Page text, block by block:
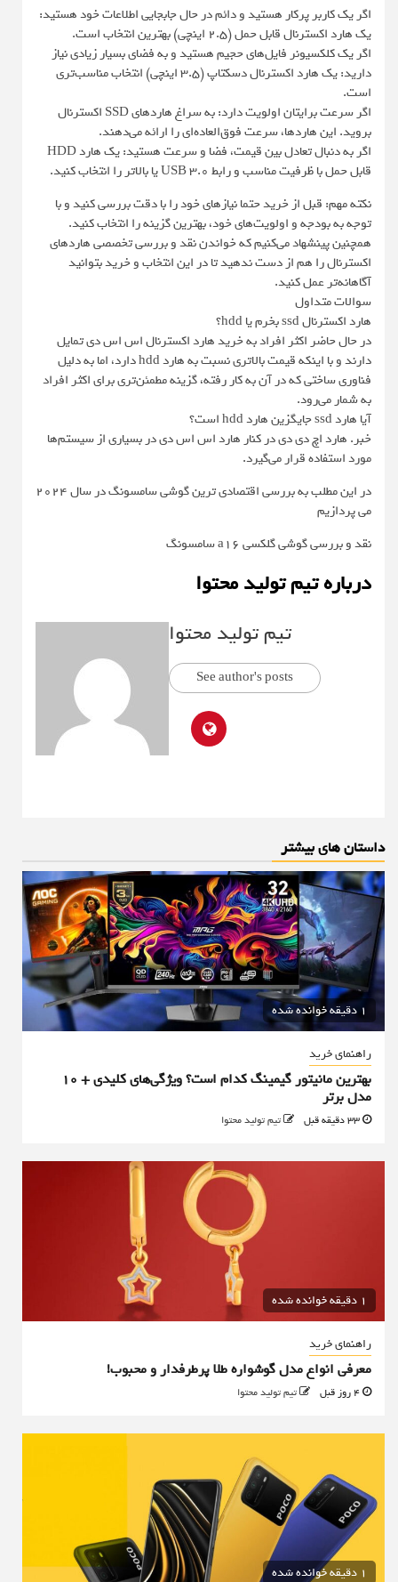
اگر یک کاربر پرکار هستید و دائم در حال جابجایی اطلاعات خود هستید:
یک هارد اکسترنال قابل حمل (2.5 اینچی) بهترین انتخاب است.
اگر یک کلکسیونر فایل‌های حجیم هستید و به فضای بسیار زیادی نیاز
دارید: یک هارد اکسترنال دسکتاپ (3.5 اینچی) انتخاب مناسب‌تری
است.
اگر سرعت برایتان اولویت دارد: به سراغ هاردهای SSD اکسترنال
بروید. این هاردها، سرعت فوق‌العاده‌ای را ارائه می‌دهند.
اگر به دنبال تعادل بین قیمت، فضا و سرعت هستید: یک هارد HDD
قابل حمل با ظرفیت مناسب و رابط USB 3.0 یا بالاتر را انتخاب کنید.
نکته مهم: قبل از خرید حتما نیازهای خود را با دقت بررسی کنید و با
توجه به بودجه و اولویت‌های خود، بهترین گزینه را انتخاب کنید.
همچنین پینشهاد می‌کنیم که خواندن نقد و بررسی تخصصی هاردهای
اکسترنال را هم از دست ندهید تا در این انتخاب و خرید بتوانید
آگاهانه‌تر عمل کنید.
سوالات متداول
هارد اکسترنال ssd بخرم یا hdd؟
در حال حاضر اکثر افراد به خرید هارد اکسترنال اس اس دی تمایل
دارند و با اینکه قیمت بالاتری نسبت به هارد hdd دارد، اما به دلیل
فناوری ساختی که در آن به کار رفته، گزینه مطمئن‌تری برای اکثر افراد
به شمار می‌رود.
آیا هارد ssd جایگزین هارد hdd است؟
خبر. هارد اچ دی دی در کنار هارد اس اس دی در بسیاری از سیستم‌ها
مورد استفاده قرار می‌گیرد.
در این مطلب به بررسی اقتصادی ترین گوشی سامسونگ در سال ۲۰۲۴
می پردازیم
نقد و بررسی گوشی گلکسی a16 سامسونگ
درباره تیم تولید محتوا
تیم تولید محتوا
See author's posts
داستان های بیشتر
1 دقیقه خوانده شده
راهنمای خرید
بهترین مانیتور گیمینگ کدام است؟ ویژگی‌های کلیدی + 10
مدل برتر
تیم تولید محتوا
1 دقیقه خوانده شده
راهنمای خرید
معرفی انواع مدل گوشواره طلا پرطرفدار و محبوب!
تیم تولید محتوا
1 دقیقه خوانده شده